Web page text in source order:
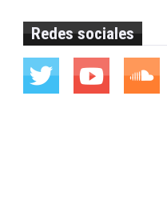
Redes sociales